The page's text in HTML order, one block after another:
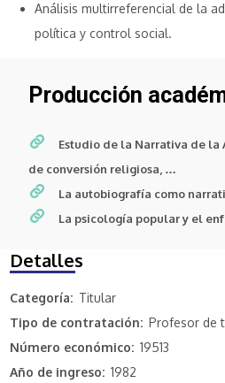
Detalles
Categoría
Titular
Tipo de contratación
Profesor de
Número económico
19513
Año de ingreso
1982
Análisis multirreferencial de la
política y control social.
Producción
Estudio de la Narrativa de la
de conversión religiosa, …
La autobiografía como
La psicología popular y el